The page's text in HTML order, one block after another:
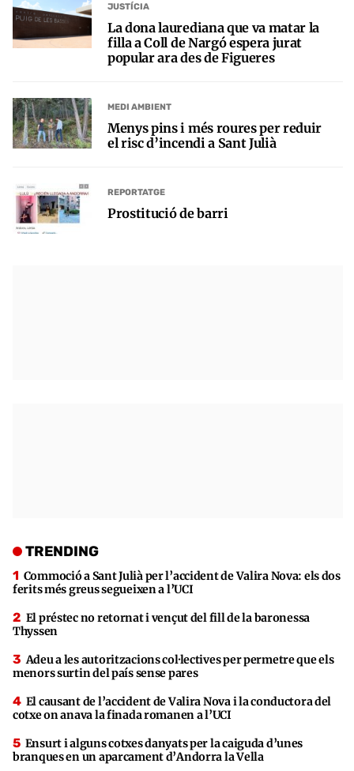
JUSTÍCIA
La dona laurediana que va matar la
filla a Coll de Nargó espera jurat
popular ara des de Figueres
MEDI AMBIENT
Menys pins i més roures per reduir
el risc d’incendi a Sant Julià
REPORTATGE
Prostitució de barri
TRENDING
Commoció a Sant Julià per l’accident de Valira Nova: els dos
ferits més greus segueixen a l’UCI
El préstec no retornat i vençut del fill de la baronessa
Thyssen
Adeu a les autoritzacions col·lectives per permetre que els
menors surtin del país sense pares
El causant de l’accident de Valira Nova i la conductora del
cotxe on anava la finada romanen a l’UCI
Ensurt i alguns cotxes danyats per la caiguda d’unes
branques en un aparcament d’Andorra la Vella